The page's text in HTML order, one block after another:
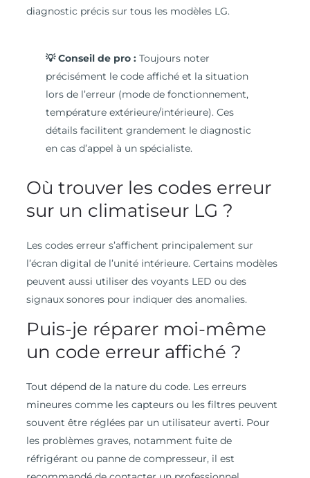
diagnostic précis sur tous les modèles LG.
💡 Conseil de pro : Toujours noter
précisément le code affiché et la situation
lors de l’erreur (mode de fonctionnement,
température extérieure/intérieure). Ces
détails facilitent grandement le diagnostic
en cas d’appel à un spécialiste.
Où trouver les codes erreur
sur un climatiseur LG ?
Les codes erreur s’affichent principalement sur
l’écran digital de l’unité intérieure. Certains modèles
peuvent aussi utiliser des voyants LED ou des
signaux sonores pour indiquer des anomalies.
Puis-je réparer moi-même
un code erreur affiché ?
Tout dépend de la nature du code. Les erreurs
mineures comme les capteurs ou les filtres peuvent
souvent être réglées par un utilisateur averti. Pour
les problèmes graves, notamment fuite de
réfrigérant ou panne de compresseur, il est